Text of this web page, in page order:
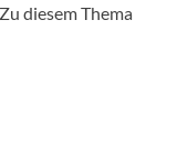
diesem Thema